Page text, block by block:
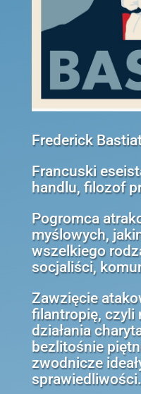
Frederick
Francuski
handlu, filozof
Pogromca
myślowych,
wszelkiego
socjaliści,
Zawzięcie
filantropię, czyli
działania
bezlitośnie
zwodnicze
sprawiedliwości.